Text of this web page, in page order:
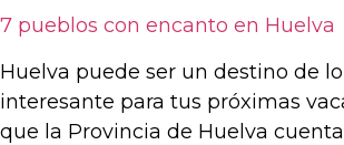
7 pueblos con encanto en Huelva
Huelva puede ser un destino de
interesante para tus próximas
que la Provincia de Huelva